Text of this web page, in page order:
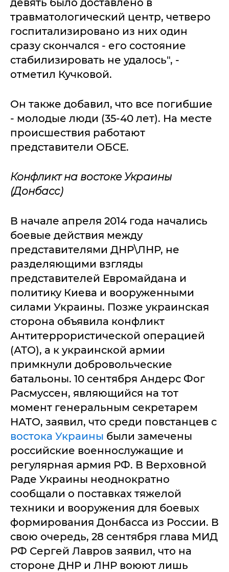
девять было доставлено в
травматологический центр, четверо
госпитализировано из них один
сразу скончался - его состояние
стабилизировать не удалось", -
отметил Кучковой.
Он также добавил, что все погибшие
- молодые люди (35-40 лет). На месте
происшествия работают
представители ОБСЕ.
Конфликт на востоке Украины
(Донбасс)
В начале апреля 2014 года начались
боевые действия между
представителями ДНР\ЛНР, не
разделяющими взгляды
представителей Евромайдана и
политику Киева и вооруженными
силами Украины. Позже украинская
сторона объявила конфликт
Антитеррористической операцией
(АТО), а к украинской армии
примкнули добровольческие
батальоны. 10 сентября Андерс Фог
Расмуссен, являющийся на тот
момент генеральным секретарем
НАТО, заявил, что среди повстанцев с
востока Украины были замечены
российские военнослужащие и
регулярная армия РФ. В Верховной
Раде Украины неоднократно
сообщали о поставках тяжелой
техники и вооружения для боевых
формирования Донбасса из России. В
свою очередь, 28 сентября глава МИД
РФ Сергей Лавров заявил, что на
стороне ДНР и ЛНР воюют лишь